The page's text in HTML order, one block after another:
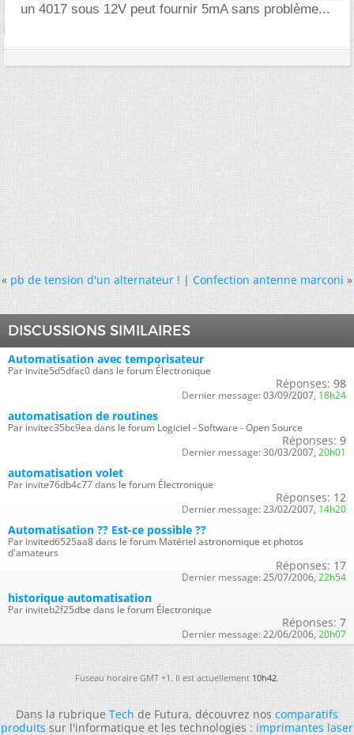
un 4017 sous 12V peut fournir 5mA sans problème...
« pb de tension d'un alternateur !|Confection antenne marconi »
DISCUSSIONS SIMILAIRES
Automatisation avec temporisateur
Par invite5d5dfac0 dans le forum Électronique
Réponses: 98
Dernier message: 03/09/2007, 18h24
automatisation de routines
Par invitec35bc9ea dans le forum Logiciel - Software - Open Source
Réponses: 9
Dernier message: 30/03/2007, 20h01
automatisation volet
Par invite76db4c77 dans le forum Électronique
Réponses: 12
Dernier message: 23/02/2007, 14h20
Automatisation ?? Est-ce possible ??
Par invited6525aa8 dans le forum Matériel astronomique et photos
d'amateurs
Réponses: 17
Dernier message: 25/07/2006, 22h54
historique automatisation
Par inviteb2f25dbe dans le forum Électronique
Réponses: 7
Dernier message: 22/06/2006, 20h07
Fuseau horaire GMT +1. Il est actuellement10h42.
Dans la rubriqueTechde Futura, découvrez noscomparatifs
produitssur l'informatique et les technologies :imprimantes laser